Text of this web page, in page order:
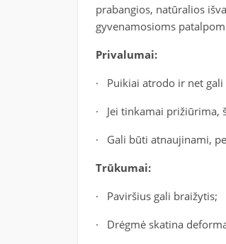
prabangios, natūralios
gyvenamosioms
Privalumai:
· Puikiai atrodo ir net
· Jei tinkamai prižiūrima,
· Gali būti atnaujinami,
Trūkumai:
· Paviršius gali braižytis;
· Drėgmė skatina